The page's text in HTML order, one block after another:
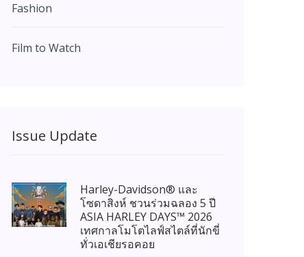
Fashion
Film to Watch
Issue Update
Harley-Davidson® และ
โซดาสิงห์ ชวนร่วมฉลอง 5 ปี
ASIA HARLEY DAYS™ 2026
เทศกาลโมโตไลฟ์สไตล์ที่นักขี่
ทั่วเอเชียรอคอย